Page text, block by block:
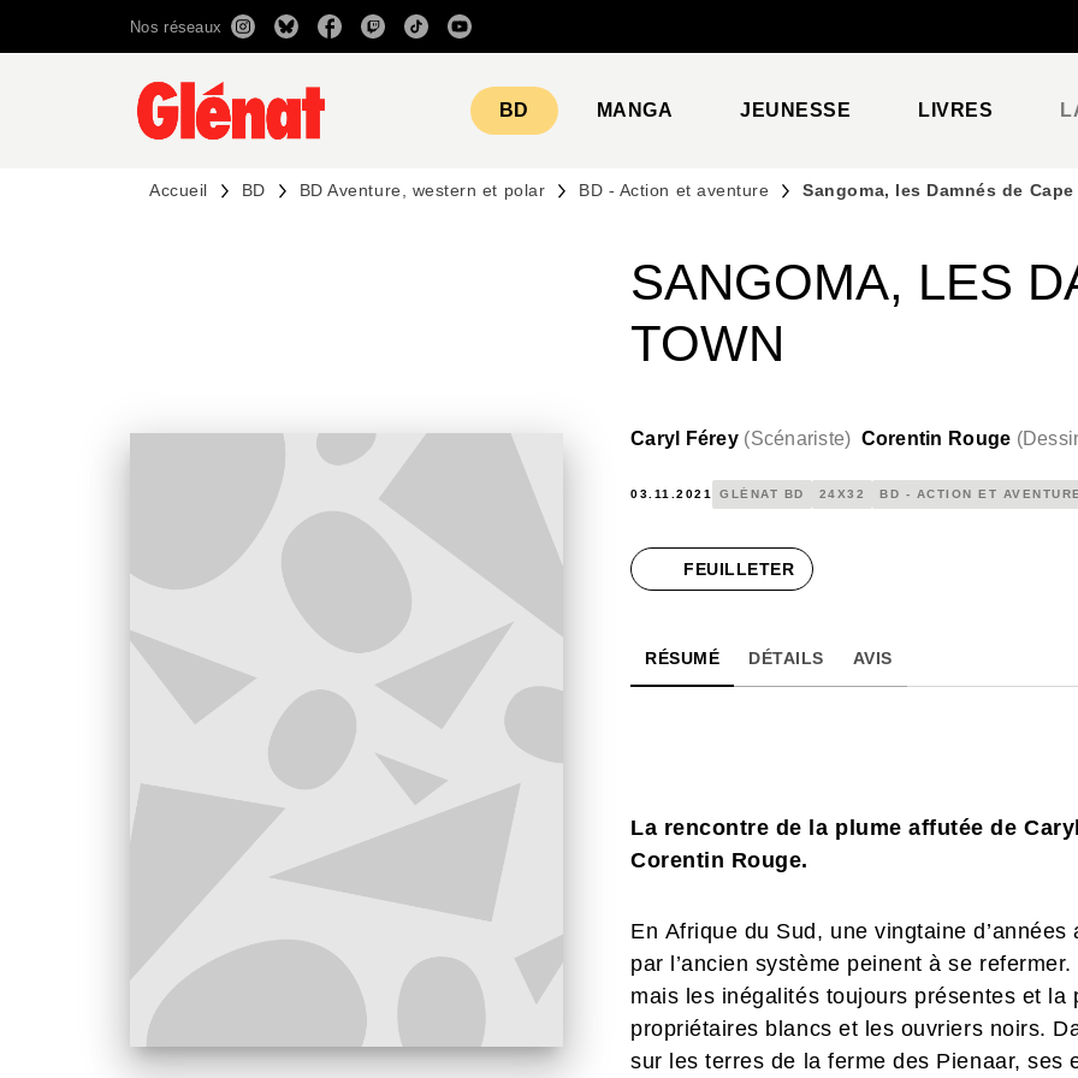
RECHERCHE CONTENU
Nos réseaux
BD MANGA JEUNESSE LIVRES
Accueil BD BD Aventure, western et polar BD - Action et aventure Sangoma, les Damnés de
SANGOMA, LES
TOWN
Caryl Férey (Scénariste) Corentin Rouge (
03.11.2021 GLÉNAT BD 24X32 BD - ACTION ET
FEUILLETER
RÉSUMÉ DÉTAILS AVIS
La rencontre de la plume affutée de
Corentin Rouge.
En Afrique du Sud, une vingtaine
par l’ancien système peinent à se
mais les inégalités toujours présentes et la
propriétaires blancs et les ouvriers noirs.
sur les terres de la ferme des Pienaar, ses